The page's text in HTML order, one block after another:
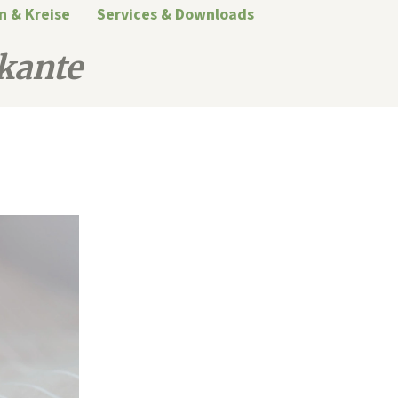
& Kreise Services & Downloads